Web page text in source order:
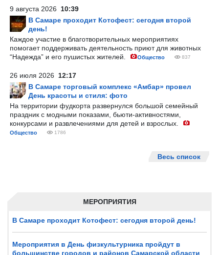
МЕРОПРИЯТИЯ
В Самаре проходит Котофест: сегодня второй день!
Мероприятия в День физкультурника пройдут в
большинстве городов и районов Самарской области
9 августа 2026 10:39
В Самаре проходит Котофест: сегодня второй
день!
Каждое участие в благотворительных мероприятиях
помогает поддерживать деятельность приют для животных
“Надежда” и его пушистых жителей.
Общество 837
26 июля 2026 12:17
В Самаре торговый комплекс «Амбар» провел
День красоты и стиля: фото
На территории фудкорта развернулся большой семейный
праздник с модными показами, бьюти-активностями,
конкурсами и развлечениями для детей и взрослых.
Общество 1786
Весь список